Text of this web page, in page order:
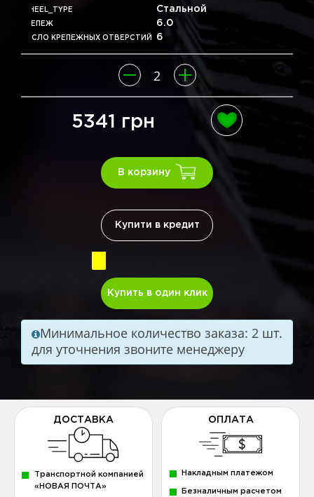
WHEEL_TYPE Стальной
КРЕПЕЖ 6.0
ЧИСЛО КРЕПЕЖНЫХ ОТВЕРСТИЙ 6
5341 грн
В корзину
Купити в кредит
Купить в один клик
Минимальное количество заказа: 2 шт.
для уточнения звоните менеджеру
ДОСТАВКА
Транспортной компанией
«НОВАЯ ПОЧТА»
ОПЛАТА
Накладным платежом
Безналичным расчетом